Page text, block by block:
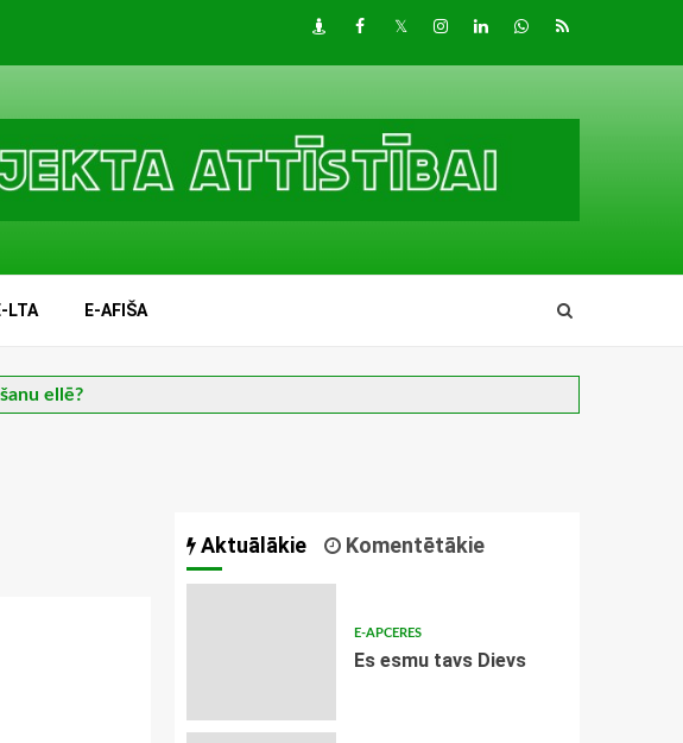
DraugiemFacebook
TwitterInstagram
LinkedInwhatsapp
RSS
LTA E-AFIŠA
ellē?
Aktuālākie Komentētākie
E-APCERES
Es esmu tavs Dievs